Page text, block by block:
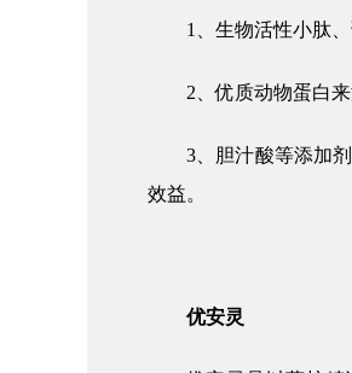
1、生物活性小肽
2、优质动物蛋白
3、胆汁酸等添加
效益。
优安灵